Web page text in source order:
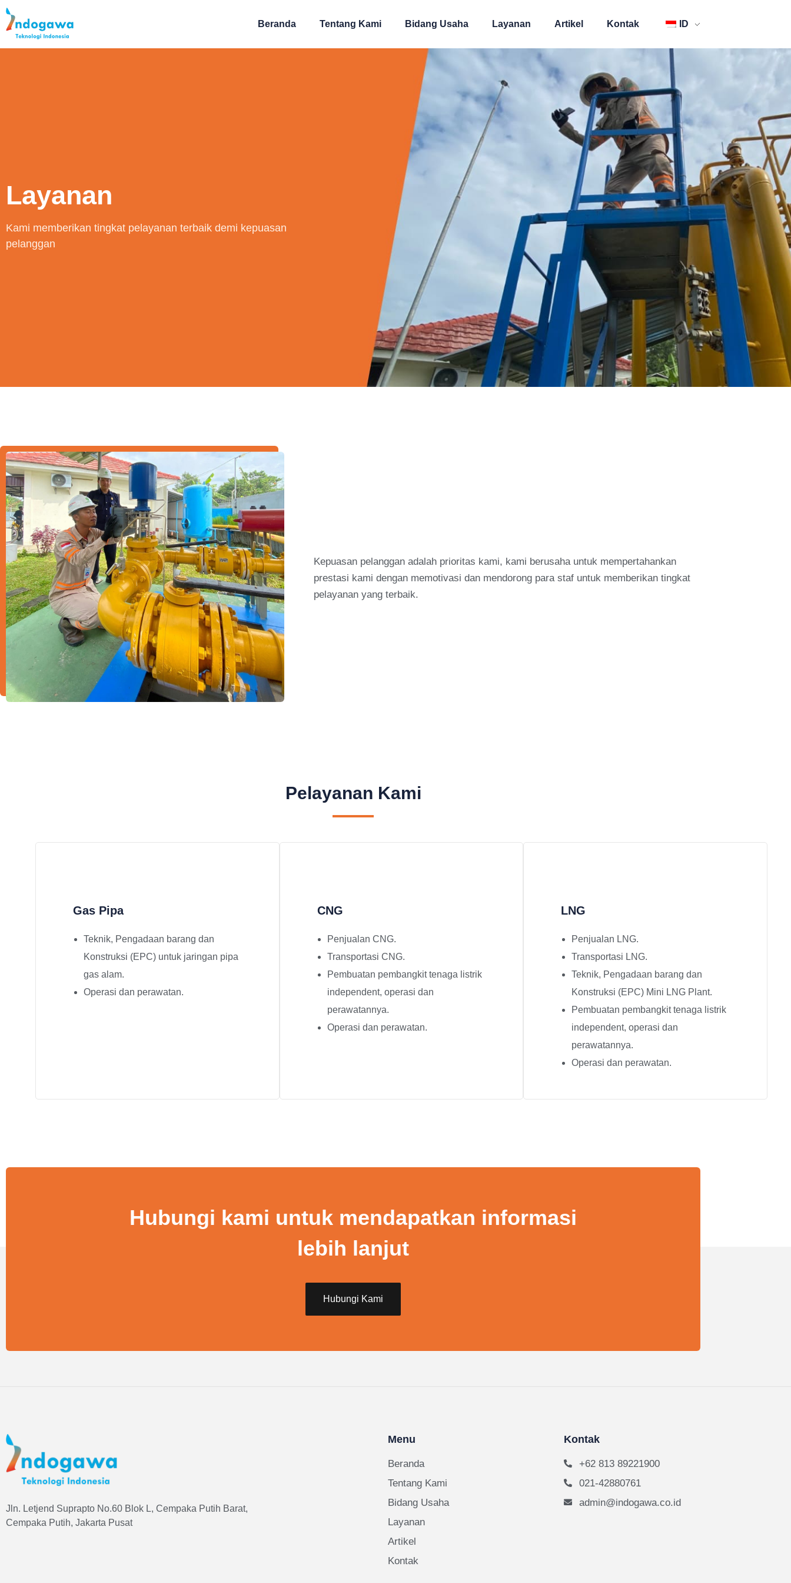
Indogawa Teknologi Indonesia
Beranda Tentang Kami Bidang Usaha Layanan Artikel Kontak ID
Layanan
Kami memberikan tingkat pelayanan terbaik demi kepuasan
pelanggan
Kepuasan pelanggan adalah prioritas kami, kami berusaha untuk mempertahankan
prestasi kami dengan memotivasi dan mendorong para staf untuk memberikan tingkat
pelayanan yang terbaik.
Pelayanan Kami
Gas Pipa
Teknik, Pengadaan barang dan
Konstruksi (EPC) untuk jaringan pipa
gas alam.
Operasi dan perawatan.
CNG
Penjualan CNG.
Transportasi CNG.
Pembuatan pembangkit tenaga listrik
independent, operasi dan
perawatannya.
Operasi dan perawatan.
LNG
Penjualan LNG.
Transportasi LNG.
Teknik, Pengadaan barang dan
Konstruksi (EPC) Mini LNG Plant.
Pembuatan pembangkit tenaga listrik
independent, operasi dan
perawatannya.
Operasi dan perawatan.
Hubungi kami untuk mendapatkan informasi
lebih lanjut
Hubungi Kami
Jln. Letjend Suprapto No.60 Blok L, Cempaka Putih Barat,
Cempaka Putih, Jakarta Pusat
Menu
Beranda
Tentang Kami
Bidang Usaha
Layanan
Artikel
Kontak
Kontak
+62 813 89221900
021-42880761
admin@indogawa.co.id